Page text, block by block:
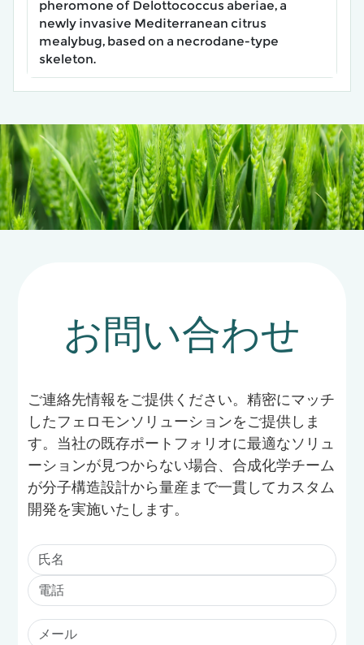
pheromone of Delottococcus aberiae, a
newly invasive Mediterranean citrus
mealybug, based on a necrodane-type
skeleton.
お問い合わせ
ご連絡先情報をご提供ください。精密にマッチ
したフェロモンソリューションをご提供しま
す。当社の既存ポートフォリオに最適なソリュ
ーションが見つからない場合、合成化学チーム
が分子構造設計から量産まで一貫してカスタム
開発を実施いたします。